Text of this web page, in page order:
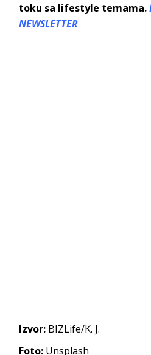
toku sa lifestyle temama.
NEWSLETTER
Izvor: BIZLife/K. J.
Foto: Unsplash